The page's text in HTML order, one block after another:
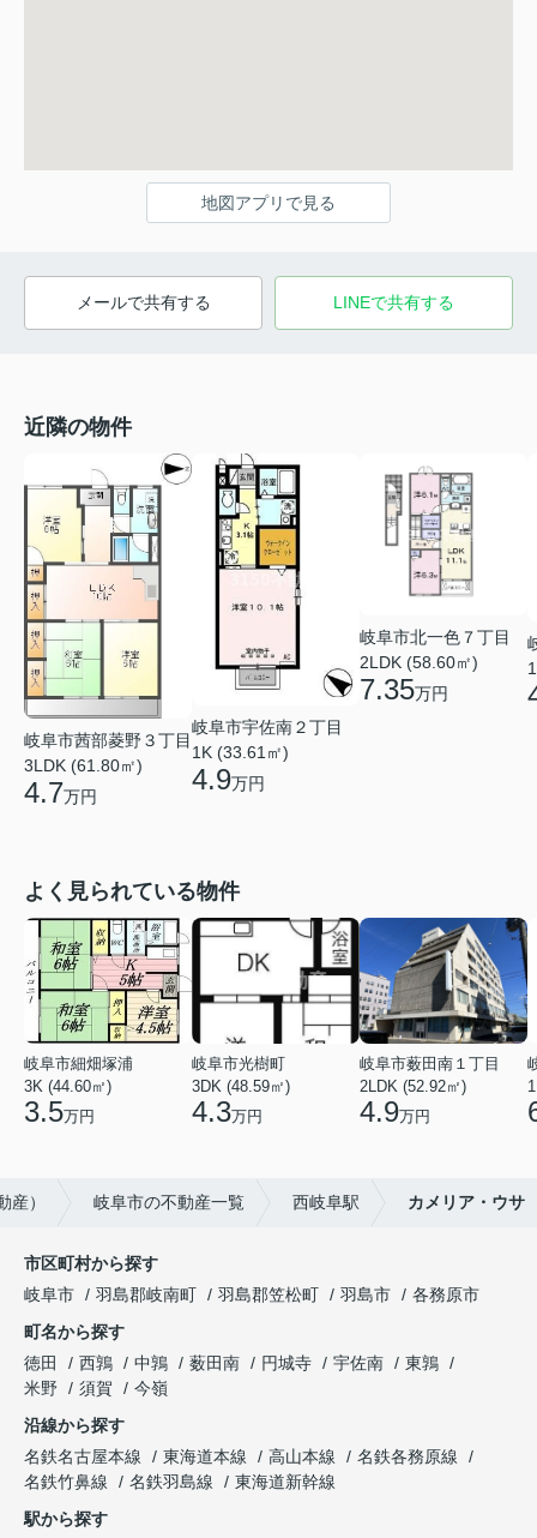
地図アプリで見る
メールで共有する LINEで共有する
近隣の物件
岐阜市茜部菱野３丁目
3LDK (61.80㎡)
4.7万円
岐阜市宇佐南２丁目
1K (33.61㎡)
4.9万円
岐阜市北一色７丁目
2LDK (58.60㎡)
7.35万円
よく見られている物件
岐阜市細畑塚浦
3K (44.60㎡)
3.5万円
岐阜市光樹町
3DK (48.59㎡)
4.3万円
岐阜市薮田南１丁目
2LDK (52.92㎡)
4.9万円
） 岐阜市の不動産一覧 西岐阜駅 カメリア・ウサ
市区町村から探す
岐阜市
羽島郡岐南町 羽島郡笠松町 羽島市
各務原市
町名から探す
徳田
西鶉 中鶉 薮田南 円城寺 宇佐南
東鶉
米野
須賀
今嶺
沿線から探す
名鉄名古屋本線
東海道本線 高山本線
名鉄各務原線
名鉄竹鼻線
名鉄羽島線
東海道新幹線
駅から探す